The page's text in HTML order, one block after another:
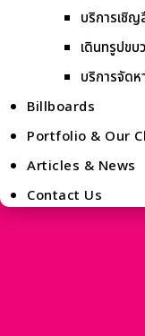
บริการเชิ
เดินทรูปข
บริการจัด
Billboards
Portfolio & Our
Articles & News
Contact Us